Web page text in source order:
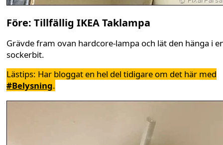
Före: Tillfällig IKEA Taklampa
Grävde fram ovan hardcore-lampa och lät den hänga i
sockerbit.
Lästips: Har bloggat en hel del tidigare om det här med
#Belysning.